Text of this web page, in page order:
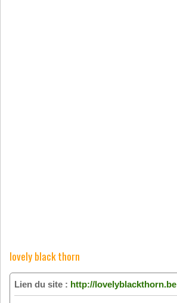
lovely black thorn
Lien du site : http://lovelyblackthorn.be